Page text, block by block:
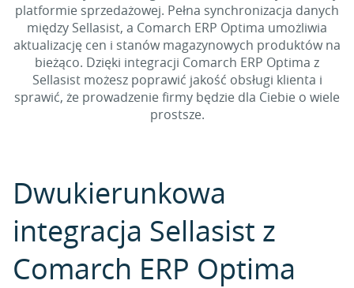
platformie sprzedażowej. Pełna synchronizacja danych
między Sellasist, a Comarch ERP Optima umożliwia
aktualizację cen i stanów magazynowych produktów na
bieżąco. Dzięki integracji Comarch ERP Optima z
Sellasist możesz poprawić jakość obsługi klienta i
sprawić, że prowadzenie firmy będzie dla Ciebie o wiele
prostsze.
Dwukierunkowa
integracja Sellasist z
Comarch ERP Optima